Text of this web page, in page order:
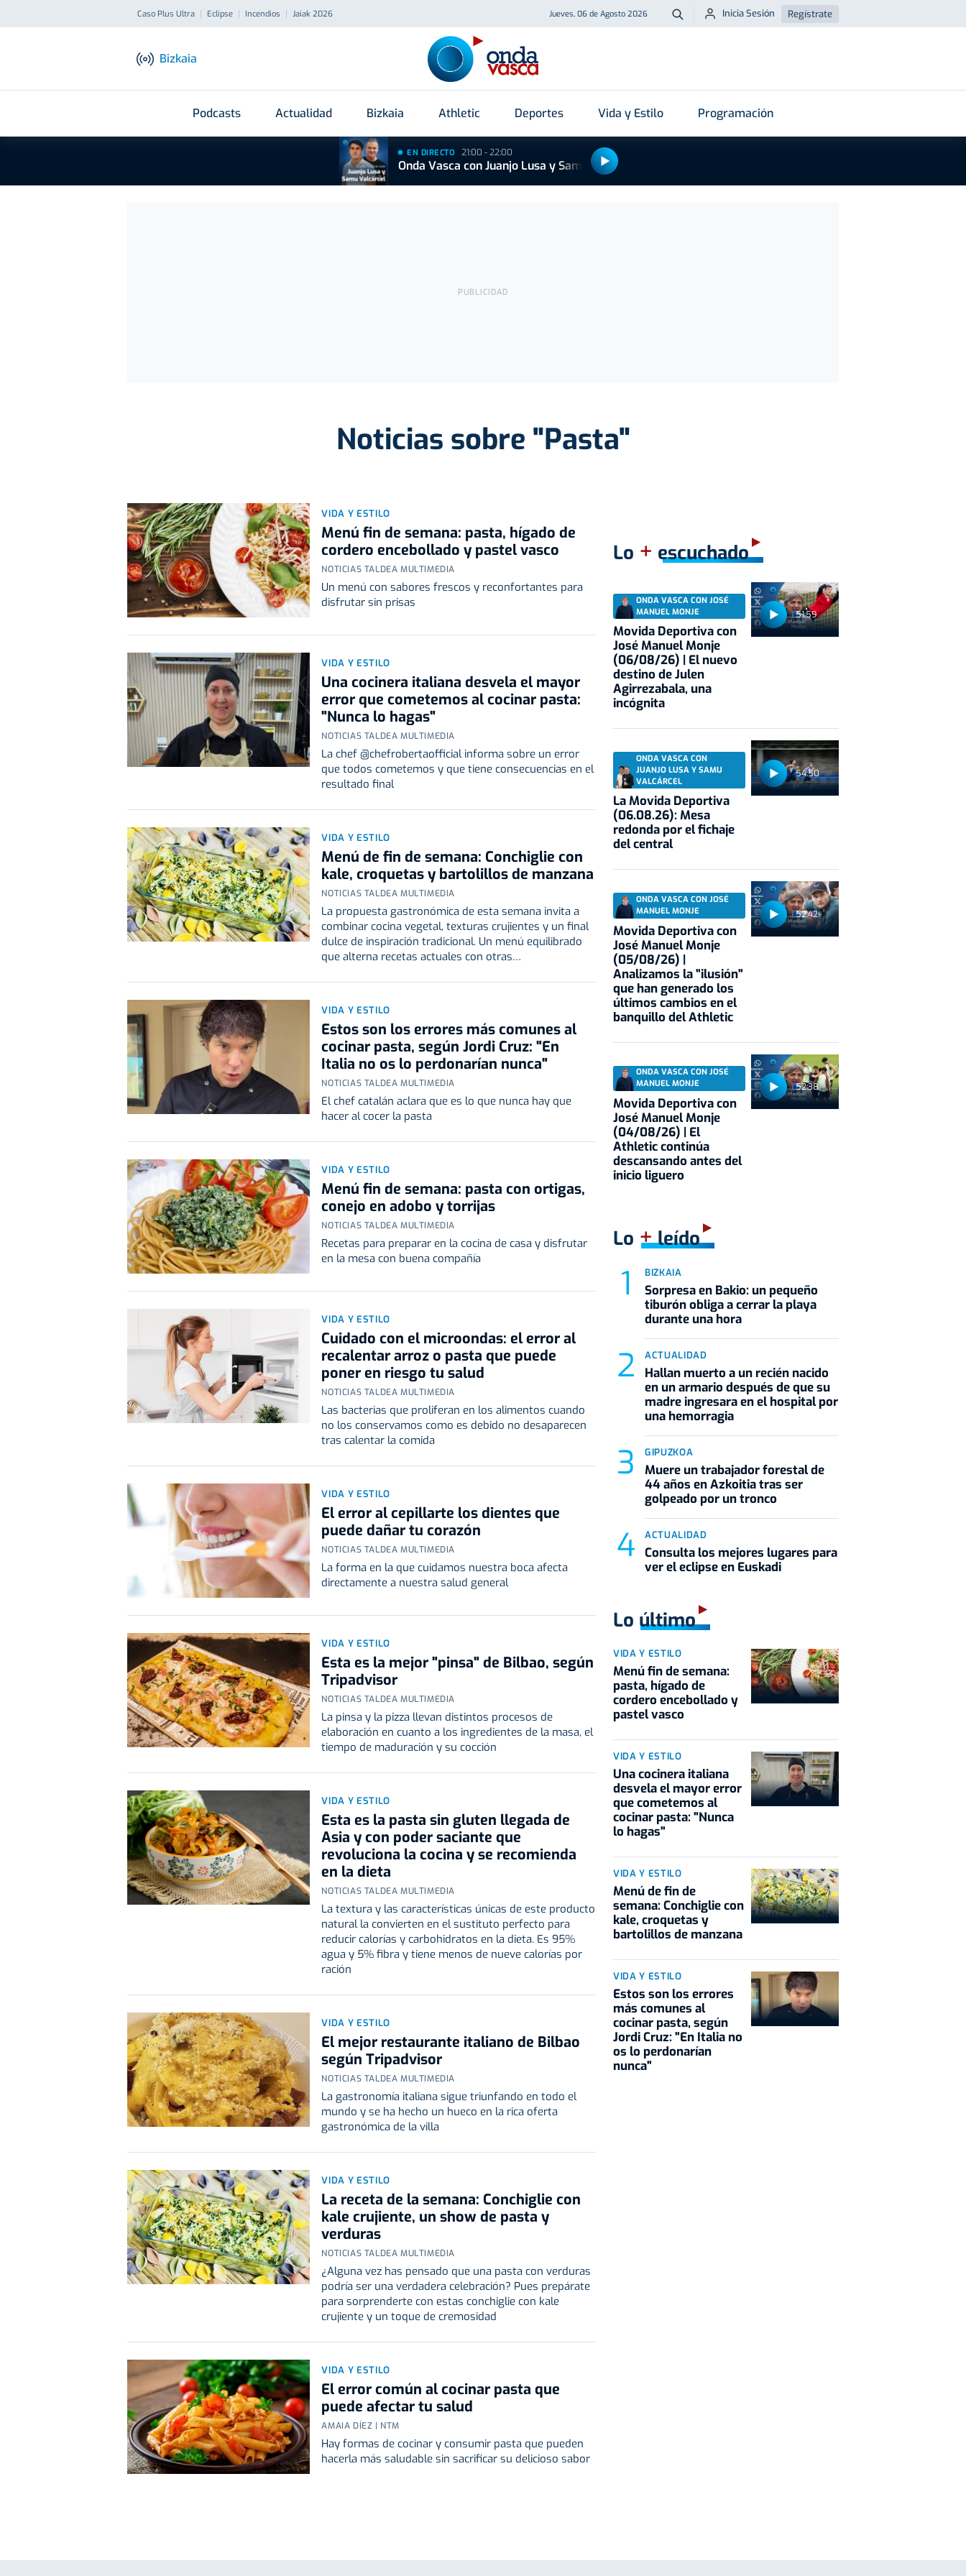
Caso Plus Ultra Eclipse Incendios Jaiak 2026 Jueves, 06 de Agosto 2026 Buscar
Inicia Sesión Regístrate
Bizkaia
Podcasts Actualidad Bizkaia Athletic Deportes Vida y Estilo Programación
EN DIRECTO 21:00 - 22:00
Onda Vasca con Juanjo Lusa y Samu Valcárcel
Noticias sobre "Pasta"
VIDA Y ESTILO
Menú fin de semana: pasta, hígado de
cordero encebollado y pastel vasco
NOTICIAS TALDEA MULTIMEDIA
Un menú con sabores frescos y reconfortantes para
disfrutar sin prisas
VIDA Y ESTILO
Una cocinera italiana desvela el mayor
error que cometemos al cocinar pasta:
"Nunca lo hagas"
NOTICIAS TALDEA MULTIMEDIA
La chef @chefrobertaofficial informa sobre un error
que todos cometemos y que tiene consecuencias en el
resultado final
VIDA Y ESTILO
Menú de fin de semana: Conchiglie con
kale, croquetas y bartolillos de manzana
NOTICIAS TALDEA MULTIMEDIA
La propuesta gastronómica de esta semana invita a
combinar cocina vegetal, texturas crujientes y un final
dulce de inspiración tradicional. Un menú equilibrado
que alterna recetas actuales con otras…
VIDA Y ESTILO
Estos son los errores más comunes al
cocinar pasta, según Jordi Cruz: "En
Italia no os lo perdonarían nunca"
NOTICIAS TALDEA MULTIMEDIA
El chef catalán aclara que es lo que nunca hay que
hacer al cocer la pasta
VIDA Y ESTILO
Menú fin de semana: pasta con ortigas,
conejo en adobo y torrijas
NOTICIAS TALDEA MULTIMEDIA
Recetas para preparar en la cocina de casa y disfrutar
en la mesa con buena compañía
VIDA Y ESTILO
Cuidado con el microondas: el error al
recalentar arroz o pasta que puede
poner en riesgo tu salud
NOTICIAS TALDEA MULTIMEDIA
Las bacterias que proliferan en los alimentos cuando
no los conservamos como es debido no desaparecen
tras calentar la comida
VIDA Y ESTILO
El error al cepillarte los dientes que
puede dañar tu corazón
NOTICIAS TALDEA MULTIMEDIA
La forma en la que cuidamos nuestra boca afecta
directamente a nuestra salud general
VIDA Y ESTILO
Esta es la mejor "pinsa" de Bilbao, según
Tripadvisor
NOTICIAS TALDEA MULTIMEDIA
La pinsa y la pizza llevan distintos procesos de
elaboración en cuanto a los ingredientes de la masa, el
tiempo de maduración y su cocción
VIDA Y ESTILO
Esta es la pasta sin gluten llegada de
Asia y con poder saciante que
revoluciona la cocina y se recomienda
en la dieta
NOTICIAS TALDEA MULTIMEDIA
La textura y las características únicas de este producto
natural la convierten en el sustituto perfecto para
reducir calorías y carbohidratos en la dieta. Es 95%
agua y 5% fibra y tiene menos de nueve calorías por
ración
VIDA Y ESTILO
El mejor restaurante italiano de Bilbao
según Tripadvisor
NOTICIAS TALDEA MULTIMEDIA
La gastronomía italiana sigue triunfando en todo el
mundo y se ha hecho un hueco en la rica oferta
gastronómica de la villa
VIDA Y ESTILO
La receta de la semana: Conchiglie con
kale crujiente, un show de pasta y
verduras
NOTICIAS TALDEA MULTIMEDIA
¿Alguna vez has pensado que una pasta con verduras
podría ser una verdadera celebración? Pues prepárate
para sorprenderte con estas conchiglie con kale
crujiente y un toque de cremosidad
VIDA Y ESTILO
El error común al cocinar pasta que
puede afectar tu salud
AMAIA DÍEZ | NTM
Hay formas de cocinar y consumir pasta que pueden
hacerla más saludable sin sacrificar su delicioso sabor
Lo + escuchado
51:59
ONDA VASCA CON JOSÉ
MANUEL MONJE
Movida Deportiva con
José Manuel Monje
(06/08/26) | El nuevo
destino de Julen
Agirrezabala, una
incógnita
54:50
ONDA VASCA CON
JUANJO LUSA Y SAMU
VALCÁRCEL
La Movida Deportiva
(06.08.26): Mesa
redonda por el fichaje
del central
52:42
ONDA VASCA CON JOSÉ
MANUEL MONJE
Movida Deportiva con
José Manuel Monje
(05/08/26) |
Analizamos la "ilusión"
que han generado los
últimos cambios en el
banquillo del Athletic
52:38
ONDA VASCA CON JOSÉ
MANUEL MONJE
Movida Deportiva con
José Manuel Monje
(04/08/26) | El
Athletic continúa
descansando antes del
inicio liguero
Lo +leído
BIZKAIA
Sorpresa en Bakio: un pequeño
tiburón obliga a cerrar la playa
durante una hora
ACTUALIDAD
Hallan muerto a un recién nacido
en un armario después de que su
madre ingresara en el hospital por
una hemorragia
GIPUZKOA
Muere un trabajador forestal de
44 años en Azkoitia tras ser
golpeado por un tronco
ACTUALIDAD
Consulta los mejores lugares para
ver el eclipse en Euskadi
Lo último
VIDA Y ESTILO
Menú fin de semana:
pasta, hígado de
cordero encebollado y
pastel vasco
VIDA Y ESTILO
Una cocinera italiana
desvela el mayor error
que cometemos al
cocinar pasta: "Nunca
lo hagas"
VIDA Y ESTILO
Menú de fin de
semana: Conchiglie con
kale, croquetas y
bartolillos de manzana
VIDA Y ESTILO
Estos son los errores
más comunes al
cocinar pasta, según
Jordi Cruz: "En Italia no
os lo perdonarían
nunca"